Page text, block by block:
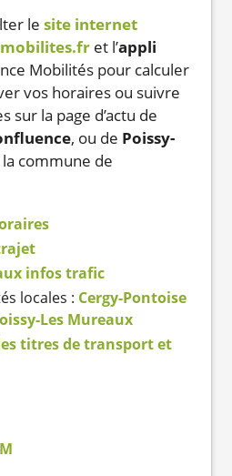
le site internet
et l’appli
Mobilités pour calculer
vos horaires ou suivre
sur la page d’actu de
, ou de Poissy-
commune de
infos trafic
locales : Cergy-Pontoise
Les Mureaux
titres de transport et